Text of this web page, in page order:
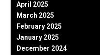
April 2025
March 2025
February 2025
January 2025
December 2024